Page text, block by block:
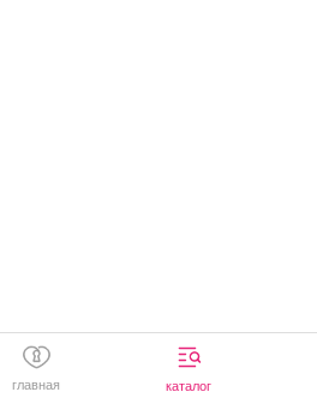
главная каталог